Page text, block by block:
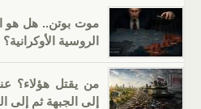
موت بوتن.. هل هو
الروسية الأوكرانية؟
من يقتل هؤلاء؟
إلى الجبهة ثم إلى